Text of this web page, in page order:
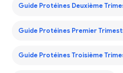
Guide Protéines Deuxième
Guide Protéines Premier
Guide Protéines Troisième